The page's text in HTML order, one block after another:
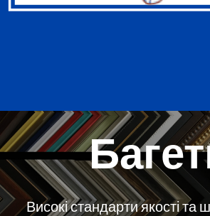
Високі стандарти якості та